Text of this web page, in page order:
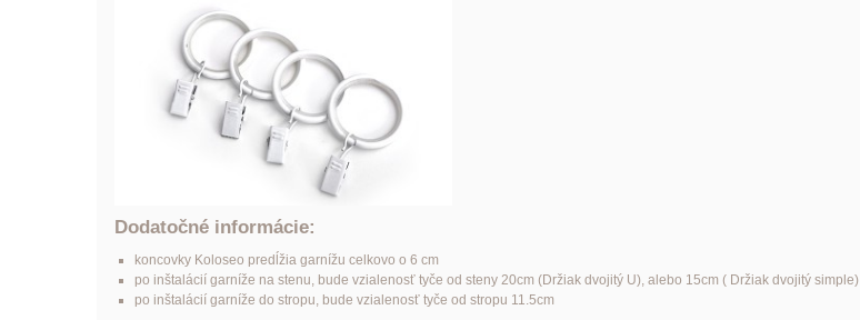
Dodatočné informácie:
koncovky Koloseo predĺžia garnížu celkovo o 6 cm
po inštalácií garníže na stenu, bude vzialenosť tyče od steny 20cm (Držiak dvojitý U), alebo 15cm ( Držiak dvojitý simple)
po inštalácií garníže do stropu, bude vzialenosť tyče od stropu 11.5cm